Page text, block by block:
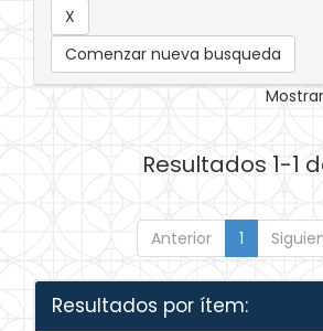
Comenzar nueva busqueda
Resultados 1-1
Anterior 1
Resultados por ítem: